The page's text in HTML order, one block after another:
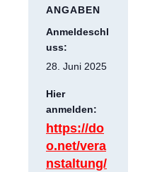
ANGABEN
Anmeldeschl
uss:
28. Juni 2025
Hier
anmelden:
https://do
o.net/vera
nstaltung/